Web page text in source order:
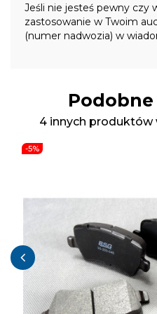
Jeśli nie jesteś pewny czy
zastosowanie w Twoim
(numer nadwozia) w
4 innych
-5%
‹